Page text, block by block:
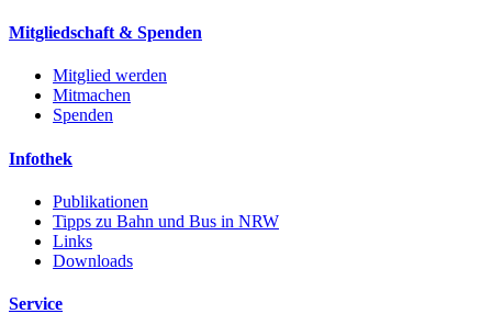
Mitgliedschaft & Spenden
Mitglied werden
Mitmachen
Spenden
Infothek
Publikationen
Tipps zu Bahn und Bus in NRW
Links
Downloads
Service